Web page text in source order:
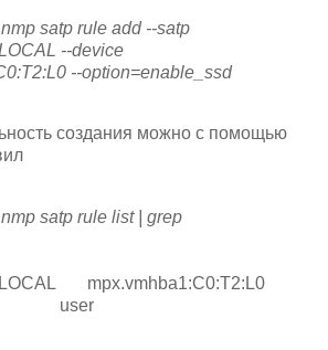
satp rule add --satp
--device
--option=enable_ssd
создания можно с помощью
satp rule list | grep
mpx.vmhba1:C0:T2:L0
user